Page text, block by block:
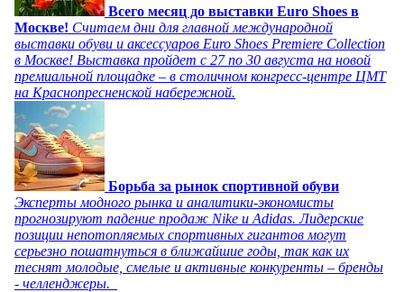
Всего месяц до выставки Euro Shoes в
Москве! Считаем дни для главной международной
выставки обуви и аксессуаров Euro Shoes Premiere Collection
в Москве! Выставка пройдет с 27 по 30 августа на новой
премиальной площадке – в столичном конгресс-центре ЦМТ
на Краснопресненской набережной.
Борьба за рынок спортивной обуви
Эксперты модного рынка и аналитики-экономисты
прогнозируют падение продаж Nike и Adidas. Лидерские
позиции непотопляемых спортивных гигантов могут
серьезно пошатнуться в ближайшие годы, так как их
теснят молодые, смелые и активные конкуренты – бренды
- челленджеры.